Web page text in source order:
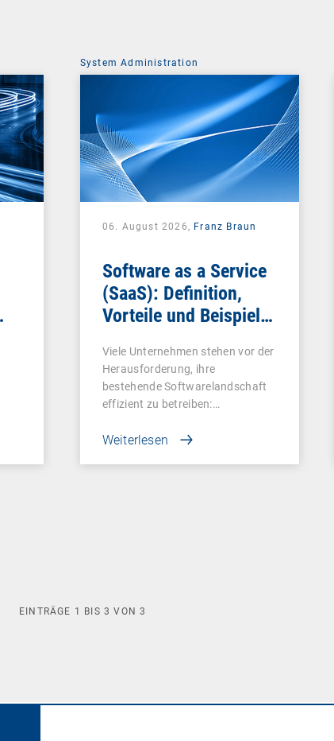
System Administration
06. August 2026, Franz Braun
Software as a Service
(SaaS): Definition,
Vorteile und Beispiele
Viele Unternehmen stehen vor der
Herausforderung, ihre
bestehende Softwarelandschaft
effizient zu betreiben:…
Weiterlesen
EINTRÄGE 1 BIS3 VON3